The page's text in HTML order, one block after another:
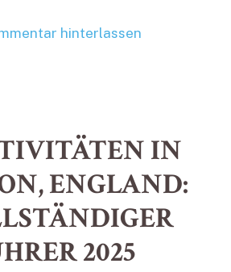
hinterlassen
IN
ENGLAND:
2025